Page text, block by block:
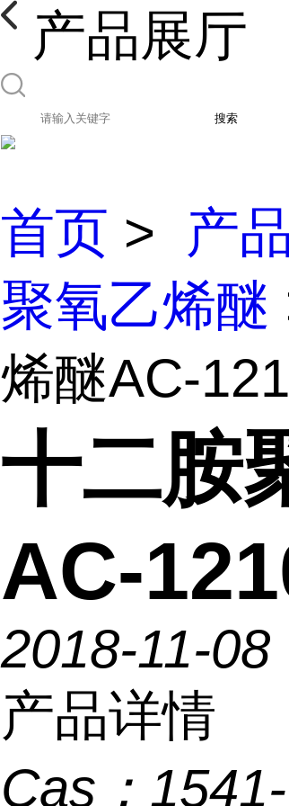
产品展厅
搜索
首页 > 产
聚氧乙烯醚
烯醚AC-
十二胺
AC-
2018-11-08
产品详情
Cas：